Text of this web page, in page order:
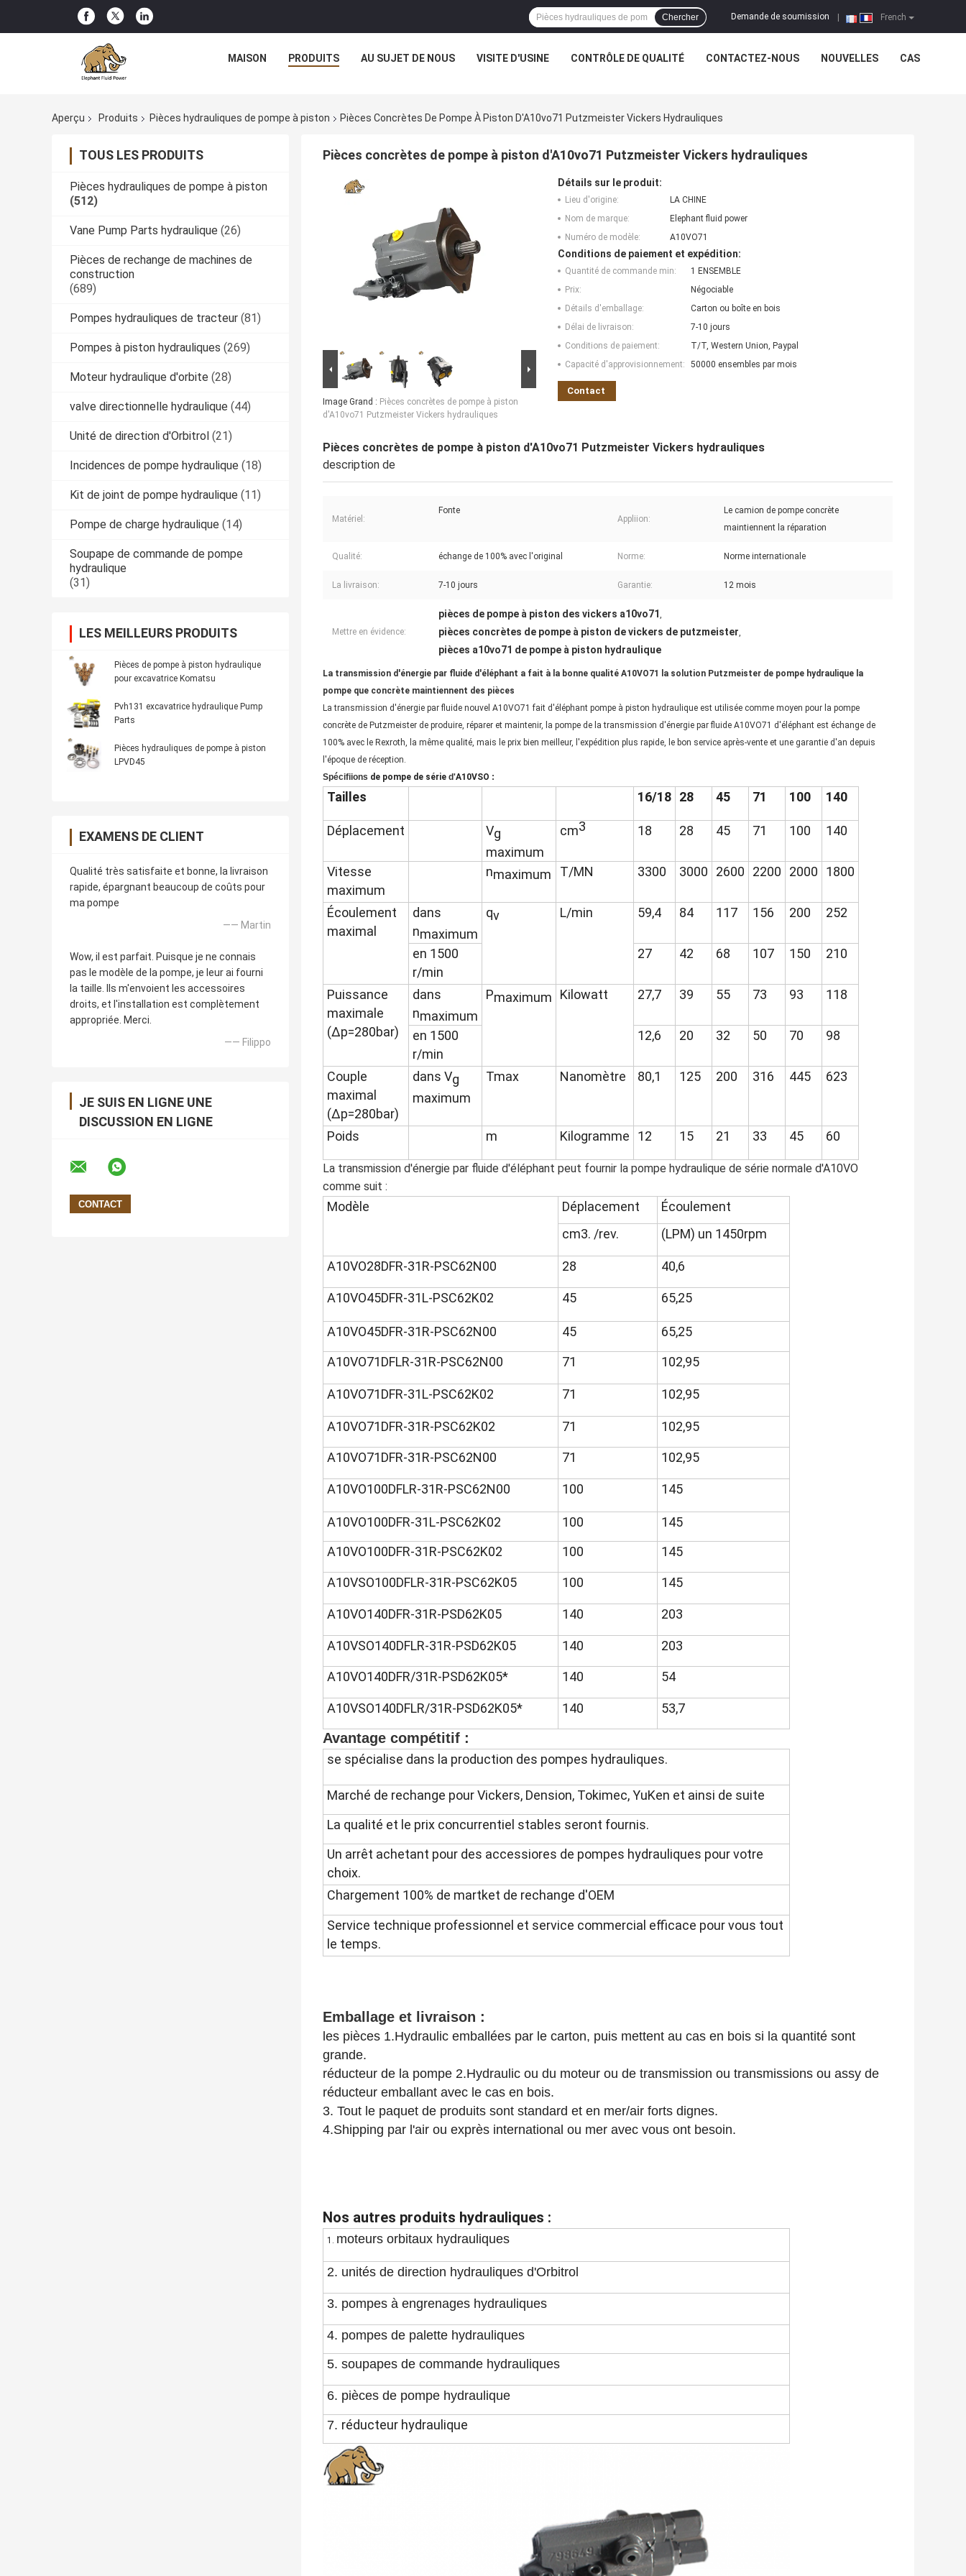
French
Demande de soumission
Chercher
MAISON PRODUITS AU SUJET DE NOUS VISITE D'USINE CONTRÔLE DE QUALITÉ CONTACTEZ-NOUS NOUVELLES CAS
Aperçu Produits Pièces hydrauliques de pompe à piston Pièces Concrètes De Pompe À Piston D'A10vo71 Putzmeister Vickers Hydrauliques
TOUS LES PRODUITS
Pièces hydrauliques de pompe à piston
(512)
Vane Pump Parts hydraulique (26)
Pièces de rechange de machines de
construction
(689)
Pompes hydrauliques de tracteur (81)
Pompes à piston hydrauliques (269)
Moteur hydraulique d'orbite (28)
valve directionnelle hydraulique (44)
Unité de direction d'Orbitrol (21)
Incidences de pompe hydraulique (18)
Kit de joint de pompe hydraulique (11)
Pompe de charge hydraulique (14)
Soupape de commande de pompe
hydraulique
(31)
LES MEILLEURS PRODUITS
Pièces de pompe à piston hydraulique
pour excavatrice Komatsu
Pvh131 excavatrice hydraulique Pump
Parts
Pièces hydrauliques de pompe à piston
LPVD45
EXAMENS DE CLIENT
Qualité très satisfaite et bonne, la livraison
rapide, épargnant beaucoup de coûts pour
ma pompe
—— Martin
Wow, il est parfait. Puisque je ne connais
pas le modèle de la pompe, je leur ai fourni
la taille. Ils m'envoient les accessoires
droits, et l'installation est complètement
appropriée. Merci.
—— Filippo
JE SUIS EN LIGNE UNE
DISCUSSION EN LIGNE
Pièces concrètes de pompe à piston d'A10vo71 Putzmeister Vickers hydrauliques
Image Grand : Pièces concrètes de pompe à piston
d'A10vo71 Putzmeister Vickers hydrauliques
Détails sur le produit:
Lieu d'origine:
LA CHINE
Nom de marque:
Elephant fluid power
Numéro de modèle:
A10VO71
Conditions de paiement et expédition:
Quantité de commande min:
1 ENSEMBLE
Prix:
Négociable
Détails d'emballage:
Carton ou boîte en bois
Délai de livraison:
7-10 jours
Conditions de paiement:
T/T, Western Union, Paypal
Capacité d'approvisionnement:
50000 ensembles par mois
Contact
Pièces concrètes de pompe à piston d'A10vo71 Putzmeister Vickers hydrauliques
description de
Matériel:
Fonte
Appliion:
Le camion de pompe concrète
maintiennent la réparation
Qualité: échange de 100% avec l'original Norme: Norme internationale
La livraison: 7-10 jours Garantie: 12 mois
Mettre en évidence:
pièces de pompe à piston des vickers a10vo71 ,
pièces concrètes de pompe à piston de vickers de putzmeister,
pièces a10vo71 de pompe à piston hydraulique
La transmission d'énergie par fluide d'éléphant a fait à la bonne qualité A10VO71 la solution Putzmeister de pompe hydraulique la
pompe que concrète maintiennent des pièces
La transmission d'énergie par fluide nouvel A10VO71 fait d'éléphant pompe à piston hydraulique est utilisée comme moyen pour la pompe
concrète de Putzmeister de produire, réparer et maintenir, la pompe de la transmission d'énergie par fluide A10VO71 d'éléphant est échange de
100% avec le Rexroth, la même qualité, mais le prix bien meilleur, l'expédition plus rapide, le bon service après-vente et une garantie d'an depuis
l'époque de réception.
Spécifiions de pompe de série d'A10VSO :
Tailles 16/18 28 45 71 100 140
Déplacement Vg
maximum
cm3 18 28 45 71 100 140
Vitesse
maximum
nmaximum T/MN 3300 3000 2600 2200 2000 1800
Écoulement
maximal
dans
nmaximum
qv L/min 59,4 84 117 156 200 252
en 1500
r/min
27 42 68 107 150 210
Puissance
maximale
(Δp=280bar)
dans
nmaximum
Pmaximum Kilowatt 27,7 39 55 73 93 118
en 1500
r/min
12,6 20 32 50 70 98
Couple
maximal
(Δp=280bar)
dans Vg
maximum
Tmax Nanomètre 80,1 125 200 316 445 623
Poids m Kilogramme 12 15 21 33 45 60
La transmission d'énergie par fluide d'éléphant peut fournir la pompe hydraulique de série normale d'A10VO
comme suit :
Modèle Déplacement
Écoulement
cm3. /rev.
(LPM) un 1450rpm
A10VO28DFR-31R-PSC62N00 28 40,6
A10VO45DFR-31L-PSC62K02 45 65,25
A10VO45DFR-31R-PSC62N00 45
65,25
A10VO71DFLR-31R-PSC62N00
71 102,95
A10VO71DFR-31L-PSC62K02 71 102,95
A10VO71DFR-31R-PSC62K02 71 102,95
A10VO71DFR-31R-PSC62N00 71 102,95
A10VO100DFLR-31R-PSC62N00 100 145
A10VO100DFR-31L-PSC62K02 100
145
A10VO100DFR-31R-PSC62K02
100 145
A10VSO100DFLR-31R-PSC62K05 100 145
A10VO140DFR-31R-PSD62K05 140 203
A10VSO140DFLR-31R-PSD62K05 140 203
A10VO140DFR/31R-PSD62K05* 140 54
A10VSO140DFLR/31R-PSD62K05* 140 53,7
Avantage compétitif :
se spécialise dans la production des pompes hydrauliques.
Marché de rechange pour Vickers, Dension, Tokimec, YuKen et ainsi de suite
La qualité et le prix concurrentiel stables seront fournis.
Un arrêt achetant pour des accessiores de pompes hydrauliques pour votre
choix.
Chargement 100% de martket de rechange d'OEM
Service technique professionnel et service commercial efficace pour vous tout
le temps.
Emballage et livraison :
les pièces 1.Hydraulic emballées par le carton, puis mettent au cas en bois si la quantité sont
grande.
réducteur de la pompe 2.Hydraulic ou du moteur ou de transmission ou transmissions ou assy de
réducteur emballant avec le cas en bois.
3. Tout le paquet de produits sont standard et en mer/air forts dignes.
4.Shipping par l'air ou exprès international ou mer avec vous ont besoin.
Nos autres produits hydrauliques :
1. moteurs orbitaux hydrauliques
2. unités de direction hydrauliques d'Orbitrol
3. pompes à engrenages hydrauliques
4. pompes de palette hydrauliques
5. soupapes de commande hydrauliques
6. pièces de pompe hydraulique
7. réducteur hydraulique